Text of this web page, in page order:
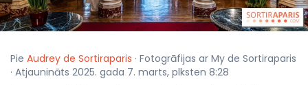
Pie Audrey de Sortiraparis · Fotogrāfijas ar My de Sortiraparis
· Atjaunināts 2025. gada 7. marts, plksten 8:28